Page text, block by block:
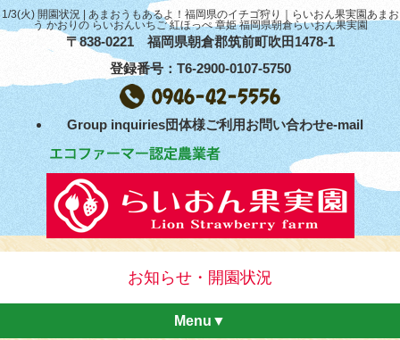
1/3(火) 開園状況 | あまおうもあるよ！福岡県のイチゴ狩り｜らいおん果実園あまお
う かおりの らいおんいちご 紅ほっぺ 章姫 福岡県朝倉らいおん果実園
〒838-0221 福岡県朝倉郡筑前町吹田1478-1
登録番号：T6-2900-0107-5750
Group inquiries団体様ご利用お問い合わせe-mail
お知らせ・開園状況
Menu▼